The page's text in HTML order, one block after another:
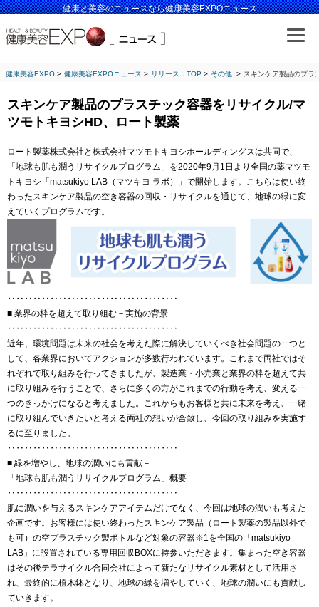
健康と美容のニュースなら健康美容EXPOニュース
健康美容EXPO 健康美容EXPOニュース リリース：TOP その他. スキンケア製品のプラ
スキンケア製品のプラスチック容器をリサイクル/マ
ツモトキヨシHD、ロート製薬
ロート製薬株式会社と株式会社マツモトキヨシホールディングスは共同で、
「地球も肌も潤うリサイクルプログラム」を2020年9月1日より全国の薬マツモ
トキヨシ「matsukiyo LAB（マツキヨ ラボ）」で開始します。こちらは使い終
わったスキンケア製品の空き容器の回収・リサイクルを通じて、地球の緑に変
えていくプログラムです。
‥‥‥‥‥‥‥‥‥‥‥‥‥‥‥‥‥‥‥‥
■ 業界の枠を超えて取り組む－実施の背景
‥‥‥‥‥‥‥‥‥‥‥‥‥‥‥‥‥‥‥‥
近年、環境問題は未来の社会を考えた際に解決していくべき社会問題の一つと
して、各業界においてアクションが多数行われています。これまで両社ではそ
れぞれで取り組みを行ってきましたが、製造業・小売業と業界の枠を超えて共
に取り組みを行うことで、さらに多くの方がこれまでの行動を考え、変える一
つのきっかけになると考えました。これからもお客様と共に未来を考え、一緒
に取り組んでいきたいと考える両社の想いが合致し、今回の取り組みを実施す
るに至りました。
‥‥‥‥‥‥‥‥‥‥‥‥‥‥‥‥‥‥‥‥
■ 緑を増やし、地球の潤いにも貢献－
「地球も肌も潤うリサイクルプログラム」概要
‥‥‥‥‥‥‥‥‥‥‥‥‥‥‥‥‥‥‥‥
肌に潤いを与えるスキンケアアイテムだけでなく、今回は地球の潤いも考えた
企画です。お客様には使い終わったスキンケア製品（ロート製薬の製品以外で
も可）の空プラスチック製ボトルなど対象の容器※1を全国の「matsukiyo
LAB」に設置されている専用回収BOXに持参いただきます。集まった空き容器
はその後テラサイクル合同会社によって新たなリサイクル素材として活用さ
れ、最終的に植木鉢となり、地球の緑を増やしていく、地球の潤いにも貢献し
ていきます。